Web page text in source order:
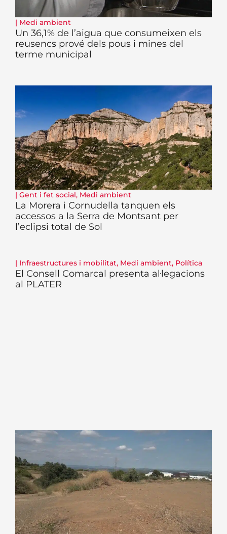
| Medi ambient
Un 36,1% de l’aigua que consumeixen els
reusencs prové dels pous i mines del
terme municipal
| Gent i fet social, Medi ambient
La Morera i Cornudella tanquen els
accessos a la Serra de Montsant per
l’eclipsi total de Sol
| Infraestructures i mobilitat, Medi ambient, Política
El Consell Comarcal presenta al·legacions
al PLATER